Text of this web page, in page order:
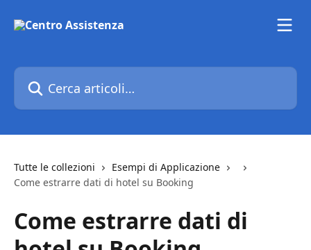
Cerca articoli…
Tutte le collezioni
Esempi di Applicazione
Come estrarre dati di hotel su Booking
Come estrarre dati di